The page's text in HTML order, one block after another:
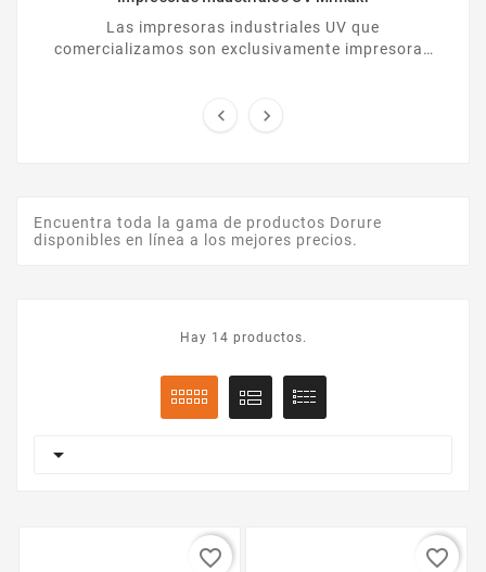
Las impresoras industriales UV que
comercializamos son exclusivamente impresoras
 
Encuentra toda la gama de productos Dorure
disponibles en línea a los mejores precios.
Hay 14 productos.

favorite_border favorite_border